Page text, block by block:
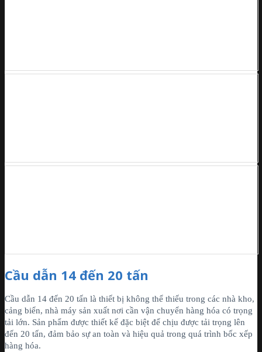
Cầu dẫn 14 đến 20 tấn
Cầu dẫn 14 đến 20 tấn là thiết bị không thể thiếu trong các nhà kho,
cảng biển, nhà máy sản xuất nơi cần vận chuyển hàng hóa có trọng
tải lớn. Sản phẩm được thiết kế đặc biệt để chịu được tải trọng lên
đến 20 tấn, đảm bảo sự an toàn và hiệu quả trong quá trình bốc xếp
hàng hóa.